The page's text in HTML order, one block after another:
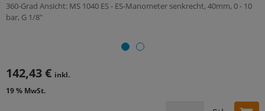
360-Grad Ansicht: MS 1040 ES - ES-Manometer senkrecht, 40mm, 0 - 10
bar, G 1/8"
142,43 € inkl.
19 % MwSt.